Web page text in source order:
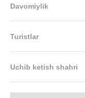
Davomiylik
Turistlar
Uchib ketish shahri